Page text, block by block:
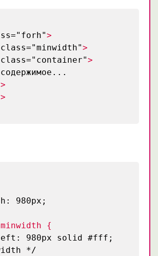
>
class="minwidth">
class="container">
980px;
{
980px solid #fff;
*/